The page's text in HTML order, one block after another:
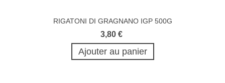
RIGATONI DI GRAGNANO IGP 500G
3,80 €
Ajouter au panier